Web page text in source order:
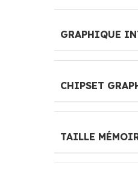
GRAPHIQUE
CHIPSET
TAILLE